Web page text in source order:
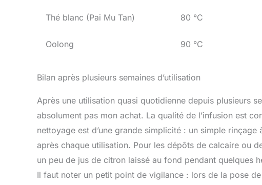
Thé blanc (Pai Mu Tan) 80 °C
Oolong 90 °C
Bilan après plusieurs semaines d’utilisation
Après une utilisation quasi quotidienne depuis plusieurs
absolument pas mon achat. La qualité de l’infusion est
nettoyage est d’une grande simplicité : un simple
après chaque utilisation. Pour les dépôts de calcaire ou
un peu de jus de citron laissé au fond pendant quelques
Il faut noter un petit point de vigilance : lors de la pose